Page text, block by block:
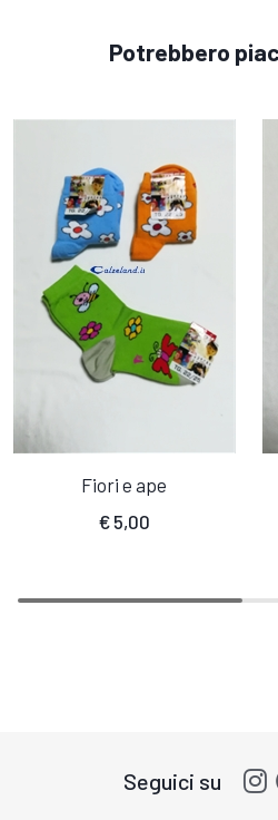
Potrebbero
Fiori e ape
€ 5,00
Seguici su